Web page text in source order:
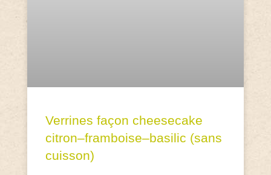
Verrines façon cheesecake
citron–framboise–basilic (sans
cuisson)